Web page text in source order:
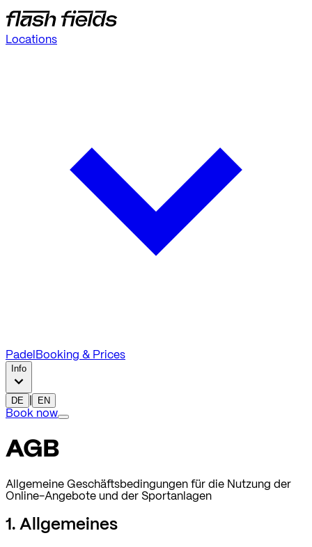
Locations
Padel Booking & Prices
Info
DE
EN
Book now
AGB
Allgemeine Geschäftsbedingungen für die Nutzung der
Online-Angebote und der Sportanlagen
1. Allgemeines